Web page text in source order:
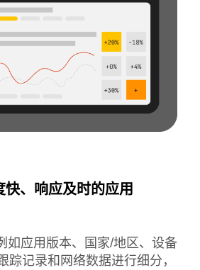
快、响应及时的应用
如应用版本、国家/地区、设备
踪记录和网络数据进行细分，